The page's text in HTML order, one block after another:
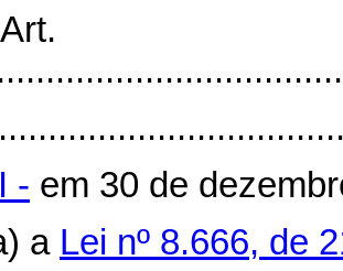
- em 30 de
a Lei nº 8.666, de